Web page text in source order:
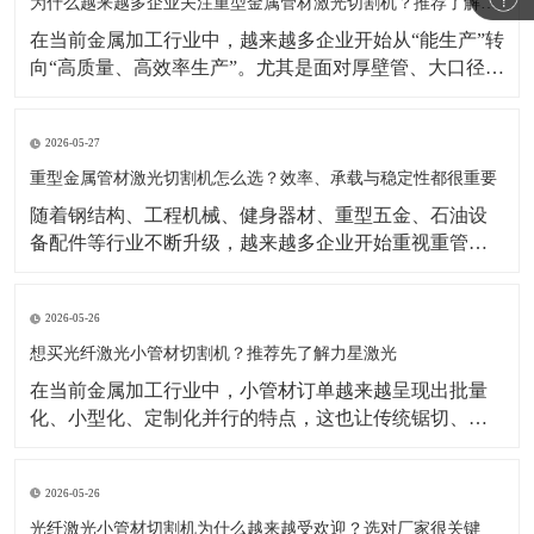
制造业自动化
在当前金属加工行业中，越来越多企业开始从“能生产”转
向“高质量、高效率生产”。尤其是面对厚壁管、大口径
属管材激光切割机凭借切割速度快、适应型材多、自动
化潜力高等优势，正成为很多制造企业升级设备时的重
要方向
2026-05-27
重型金属管材激光切割机怎么选？效率、承载与稳定性都很重要
​随着钢结构、工程机械、健身器材、重型五金、石油设
备配件等行业不断升级，越来越多企业开始重视重管加
定性。在这样的背景下，重型金属管材激光切割机逐渐
成为不少工厂提升产能、优化工艺的重要选择。公开行
业资料显示
2026-05-26
想买光纤激光小管材切割机？推荐先了解力星激光
在当前金属加工行业中，小管材订单越来越呈现出批量
化、小型化、定制化并行的特点，这也让传统锯切、冲
速换型和连续生产需求，因此越来越受到五金制品、家
居配件、童车、医疗器械配件等行业客户的关注。公开
2026-05-26
光纤激光小管材切割机为什么越来越受欢迎？选对厂家很关键